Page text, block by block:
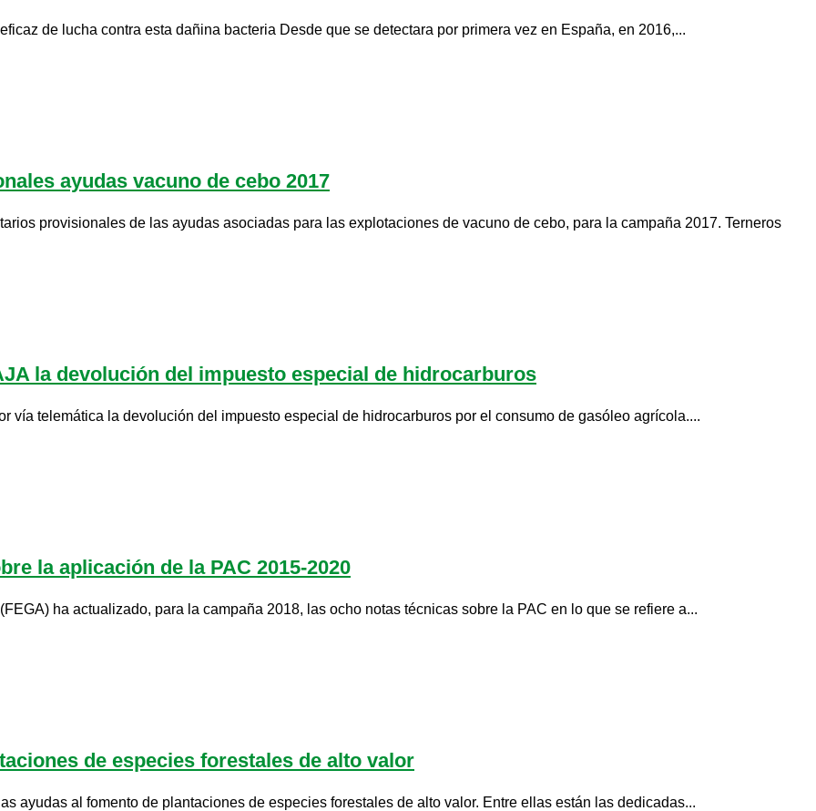
de lucha contra esta dañina bacteria Desde que se detectara por primera vez en España, en 2016,...
ayudas vacuno de cebo 2017
provisionales de las ayudas asociadas para las explotaciones de vacuno de cebo, para la campaña 2017. Terneros
la devolución del impuesto especial de hidrocarburos
vía telemática la devolución del impuesto especial de hidrocarburos por el consumo de gasóleo agrícola....
la aplicación de la PAC 2015-2020
ha actualizado, para la campaña 2018, las ocho notas técnicas sobre la PAC en lo que se refiere a...
de especies forestales de alto valor
ayudas al fomento de plantaciones de especies forestales de alto valor. Entre ellas están las dedicadas...